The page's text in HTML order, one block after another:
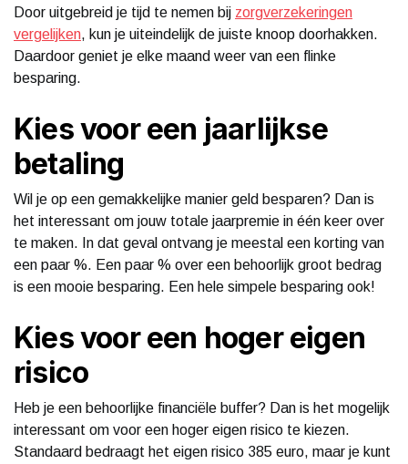
Door uitgebreid je tijd te nemen bij zorgverzekeringen
vergelijken, kun je uiteindelijk de juiste knoop doorhakken.
Daardoor geniet je elke maand weer van een flinke
besparing.
Kies voor een jaarlijkse
betaling
Wil je op een gemakkelijke manier geld besparen? Dan is
het interessant om jouw totale jaarpremie in één keer over
te maken. In dat geval ontvang je meestal een korting van
een paar %. Een paar % over een behoorlijk groot bedrag
is een mooie besparing. Een hele simpele besparing ook!
Kies voor een hoger eigen
risico
Heb je een behoorlijke financiële buffer? Dan is het mogelijk
interessant om voor een hoger eigen risico te kiezen.
Standaard bedraagt het eigen risico 385 euro, maar je kunt